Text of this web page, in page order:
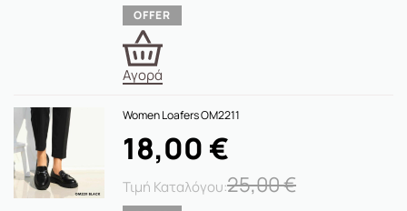
Αγορά
Women Loafers ΟΜ2211
25,00€
18,00 €